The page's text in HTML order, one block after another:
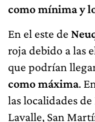
como mínima y
En el este de
roja debido a las
que podrían
como máxima. En
las localidades de
Lavalle, San